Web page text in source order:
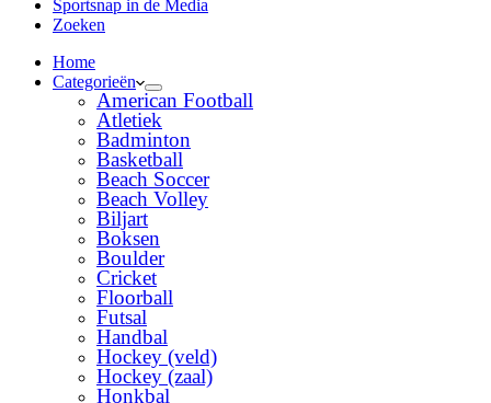
Sportsnap in de Media
Zoeken
Home
Categorieën
American Football
Atletiek
Badminton
Basketball
Beach Soccer
Beach Volley
Biljart
Boksen
Boulder
Cricket
Floorball
Futsal
Handbal
Hockey (veld)
Hockey (zaal)
Honkbal